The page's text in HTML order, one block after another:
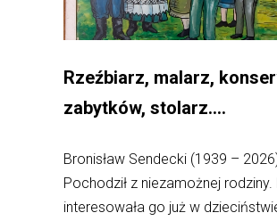
Rzeźbiarz, malarz,
zabytków, stolarz….
Bronisław Sendecki (1939 –
Pochodził z niezamożnej rodziny.
interesowała go już w